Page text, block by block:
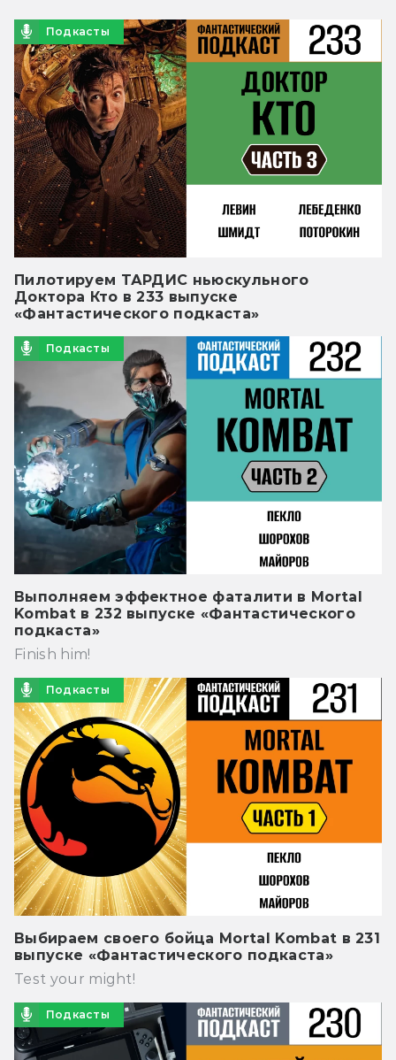
Подкасты
Пилотируем ТАРДИС ньюскульного
Доктора Кто в 233 выпуске
«Фантастического подкаста»
Подкасты
Выполняем эффектное фаталити в Mortal
Kombat в 232 выпуске «Фантастического
подкаста»
Finish him!
Подкасты
Выбираем своего бойца Mortal Kombat в 231
выпуске «Фантастического подкаста»
Test your might!
Подкасты